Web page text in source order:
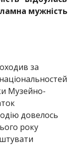
мужність
за
Музейно-
довелось
року